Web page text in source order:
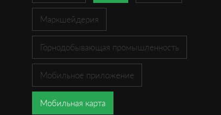
Маркшейдерия
Горнодобывающая промышленность
Мобильное приложение
Мобильная карта